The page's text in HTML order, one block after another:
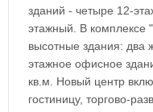
зданий - четыре 12-
этажный. В комплексе
высотные здания: два
этажное офисное
кв.м. Новый центр
гостиницу, торгово-